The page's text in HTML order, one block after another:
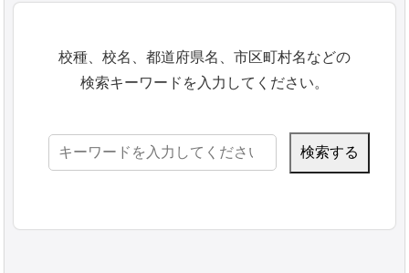
校種、校名、都道府県名、市区町村名などの
検索キーワードを入力してください。
検